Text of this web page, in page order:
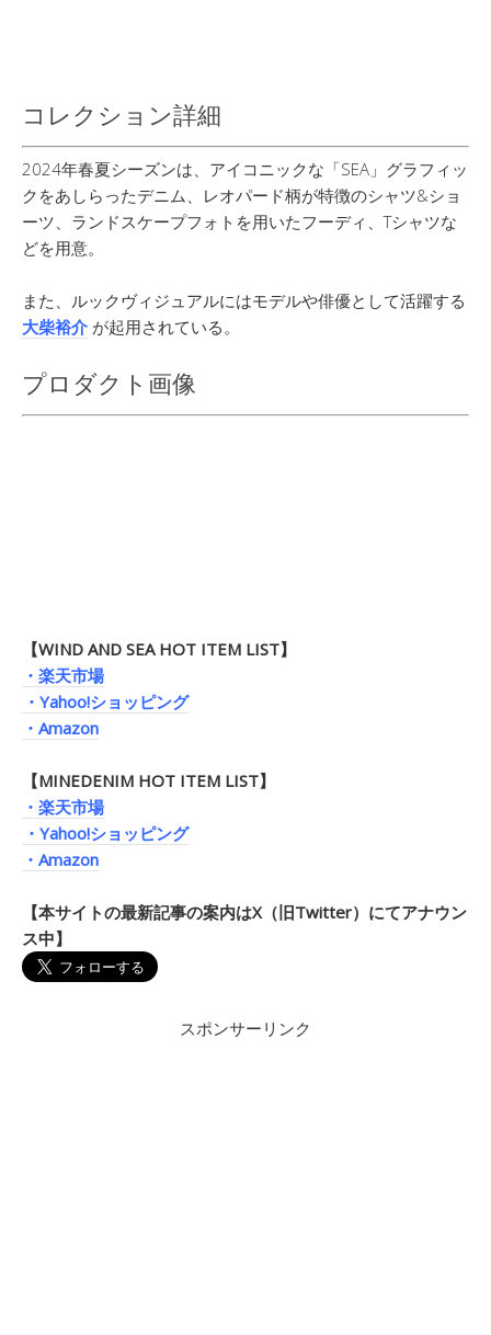
コレクション詳細
2024年春夏シーズンは、アイコニックな「SEA」グラフィッ
クをあしらったデニム、レオパード柄が特徴のシャツ&ショ
ーツ、ランドスケープフォトを用いたフーディ、Tシャツな
どを用意。
また、ルックヴィジュアルにはモデルや俳優として活躍する
大柴裕介 が起用されている。
プロダクト画像
【WIND AND SEA HOT ITEM LIST】
・楽天市場
・Yahoo!ショッピング
・Amazon
【MINEDENIM HOT ITEM LIST】
・楽天市場
・Yahoo!ショッピング
・Amazon
【本サイトの最新記事の案内はX（旧Twitter）にてアナウン
ス中】
スポンサーリンク